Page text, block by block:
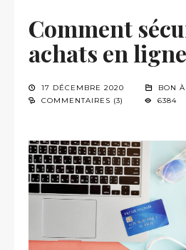
Comment
achats en
17 DÉCEMBRE 2020
BON
COMMENTAIRES (3)
6384